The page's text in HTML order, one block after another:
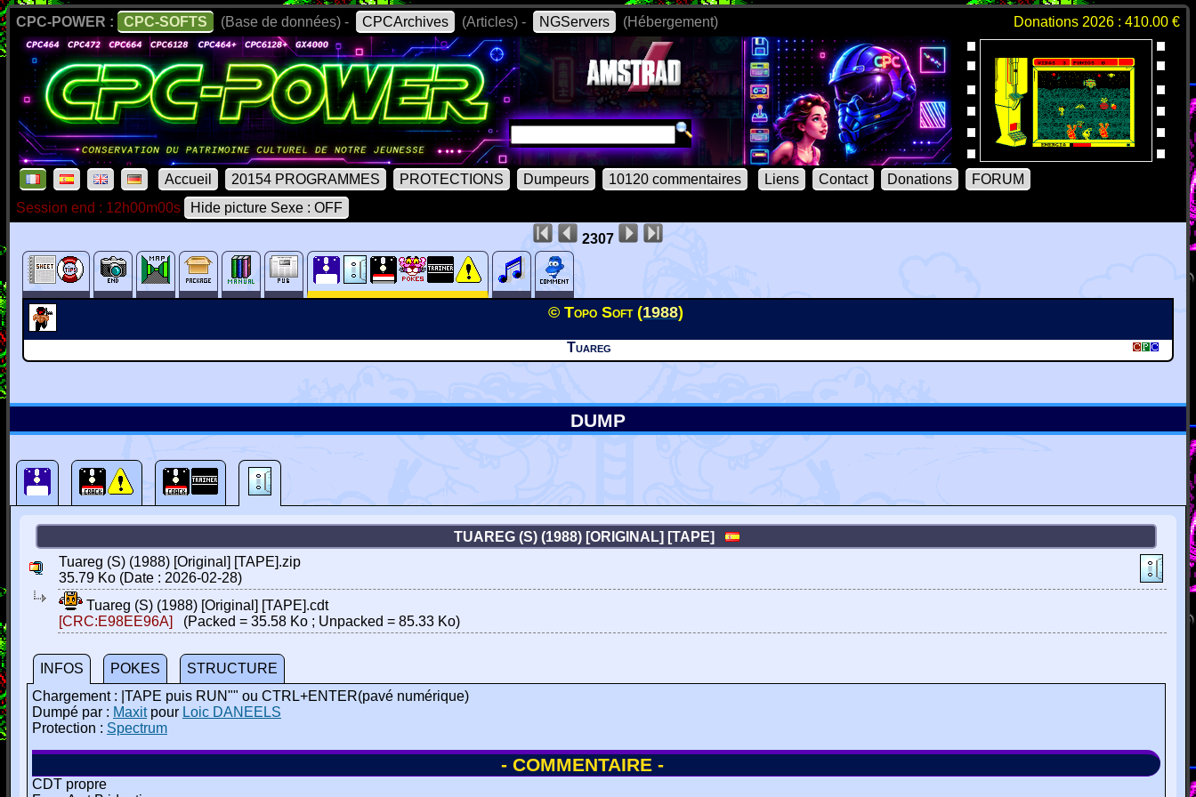
CPC-POWER : CPC-SOFTS (Base de données) - CPCArchives (Articles) - NGServers (Hébergement) Donations 2026 : 410.00 €
Accueil 20154 PROGRAMMES PROTECTIONS Dumpeurs 10120 commentaires Liens Contact Donations
FORUM
Session end : 12h00m00s
Hide picture Sexe : OFF
2307
© Topo Soft (1988)
Tuareg
DUMP
TUAREG (S) (1988) [ORIGINAL] [TAPE]
Tuareg (S) (1988) [Original] [TAPE].zip
35.79 Ko (Date : 2026-02-28)
Tuareg (S) (1988) [Original] [TAPE].cdt
[CRC:E98EE96A]
(Packed = 35.58 Ko ; Unpacked = 85.33 Ko)
INFOS POKES
STRUCTURE
Chargement : |TAPE puis RUN"" ou CTRL+ENTER(pavé numérique)
Dumpé par : Maxitpour Loic DANEELS
Protection : Spectrum
- COMMENTAIRE -
CDT propre